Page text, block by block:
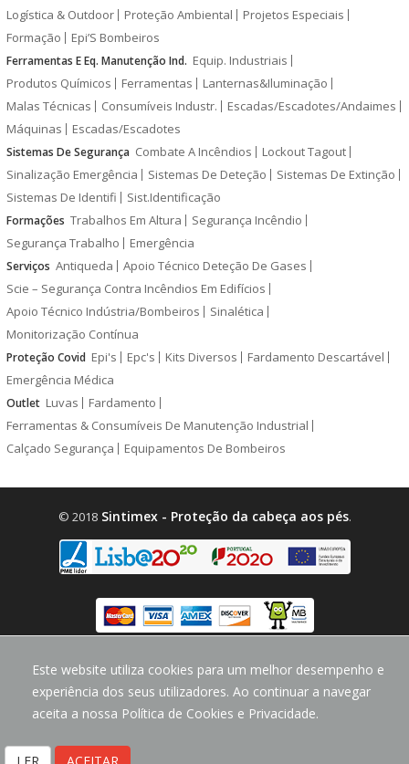
Este website utiliza cookies para um melhor desempenho e
experiência dos seus utilizadores. Ao continuar a navegar
aceita a nossa Política de Cookies e Privacidade.
Logística & Outdoor
Proteção Ambiental
Projetos Especiais
Formação
Epi’S Bombeiros
Ferramentas E Eq. Manutenção Ind. Equip. Industriais
Produtos Químicos
Ferramentas
Lanternas&Iluminação
Malas Técnicas
Consumíveis Industr.
Escadas/Escadotes/Andaimes
Máquinas
Escadas/Escadotes
Sistemas De Segurança Combate A Incêndios
Lockout Tagout
Sinalização Emergência
Sistemas De Deteção
Sistemas De Extinção
Sistemas De Identifi
Sist.Identificação
Formações Trabalhos Em Altura
Segurança Incêndio
Segurança Trabalho
Emergência
Serviços Antiqueda
Apoio Técnico Deteção De Gases
Scie – Segurança Contra Incêndios Em Edifícios
Apoio Técnico Indústria/Bombeiros
Sinalética
Monitorização Contínua
Proteção Covid Epi's Epc's Kits Diversos
Fardamento Descartável
Emergência Médica
Outlet Luvas
Fardamento
Ferramentas & Consumíveis De Manutenção Industrial
Calçado Segurança
Equipamentos De Bombeiros
© 2018Sintimex - Proteção da cabeça aos pés.
design byCodeMind.PT
Parceiro Digital desde 2018 Top 5% PME